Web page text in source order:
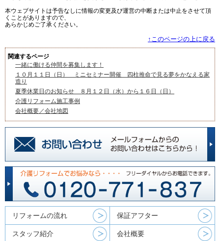
本ウェブサイトは予告なしに情報の変更及び運営の中断または中止をさせて頂
くことがありますので、
あらかじめご了承ください。
↑このページの上に戻る
関連するページ
一緒に働ける仲間を募集します！
１０月１１日（日） ミニセミナー開催 四柱推命で見る夢をかなえる家
造り
夏季休業日のお知らせ ８月１２日（水）から１６日（日）
介護リフォーム施工事例
会社概要／会社地図
リフォームの流れ
保証アフター
スタッフ紹介
会社概要